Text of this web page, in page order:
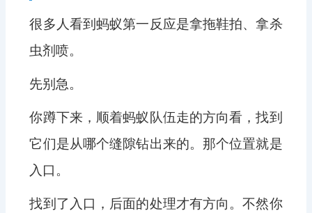
很多人看到蚂蚁第一反应是拿拖鞋拍、拿杀
虫剂喷。
先别急。
你蹲下来，顺着蚂蚁队伍走的方向看，找到
它们是从哪个缝隙钻出来的。那个位置就是
入口。
找到了入口，后面的处理才有方向。不然你